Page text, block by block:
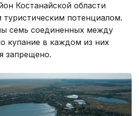
Костанайской области
потенциалом.
семь соединенных между
купание в каждом из них
запрещено.